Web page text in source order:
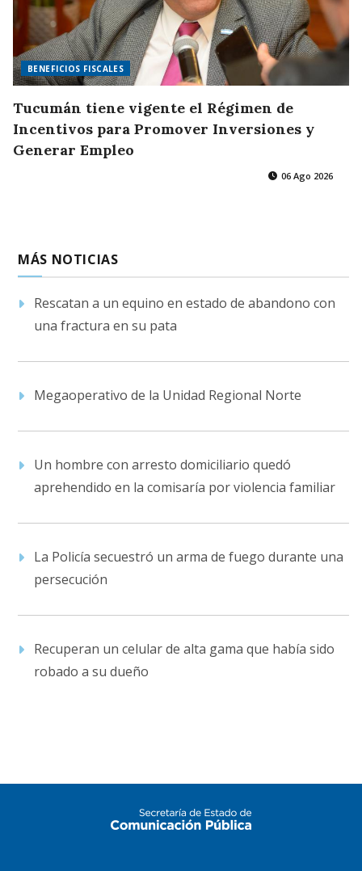
BENEFICIOS FISCALES
Tucumán tiene vigente el Régimen de
Incentivos para Promover Inversiones y
Generar Empleo
06 Ago 2026
MÁS NOTICIAS
Rescatan a un equino en estado de abandono con
una fractura en su pata
Megaoperativo de la Unidad Regional Norte
Un hombre con arresto domiciliario quedó
aprehendido en la comisaría por violencia familiar
La Policía secuestró un arma de fuego durante una
persecución
Recuperan un celular de alta gama que había sido
robado a su dueño